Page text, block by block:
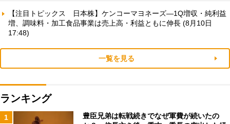
【注目トピックス 日本株】ケンコーマヨネーズ—1Q増収・純利益
増、調味料・加工食品事業は売上高・利益ともに伸長 (8月10日
17:48)
一覧を見る
ランキング
1
豊臣兄弟は転戦続きでなぜ軍費が続いたの